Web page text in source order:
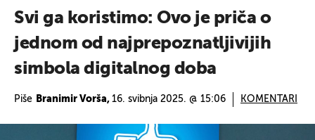
Svi ga koristimo: Ovo je priča o
jednom od najprepoznatljivijih
simbola digitalnog doba
Piše Branimir Vorša, 16. svibnja 2025. @ 15:06 KOMENTARI